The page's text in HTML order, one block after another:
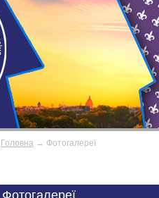
Головна → Фотогалереї
Фотогалереї